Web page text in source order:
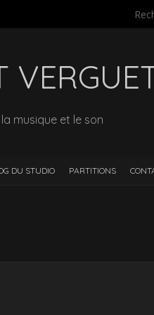
musique et le son
DU STUDIO PARTITIONS